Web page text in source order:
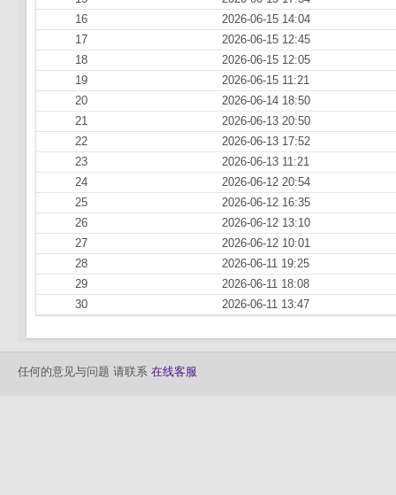
16
2026-06-15 14:04
17
2026-06-15 12:45
18
2026-06-15 12:05
19
2026-06-15 11:21
20
2026-06-14 18:50
21
2026-06-13 20:50
22
2026-06-13 17:52
23
2026-06-13 11:21
24
2026-06-12 20:54
25
2026-06-12 16:35
26
2026-06-12 13:10
27
2026-06-12 10:01
28
2026-06-11 19:25
29
2026-06-11 18:08
30
2026-06-11 13:47
任何的意见与问题 请联系 在线客服